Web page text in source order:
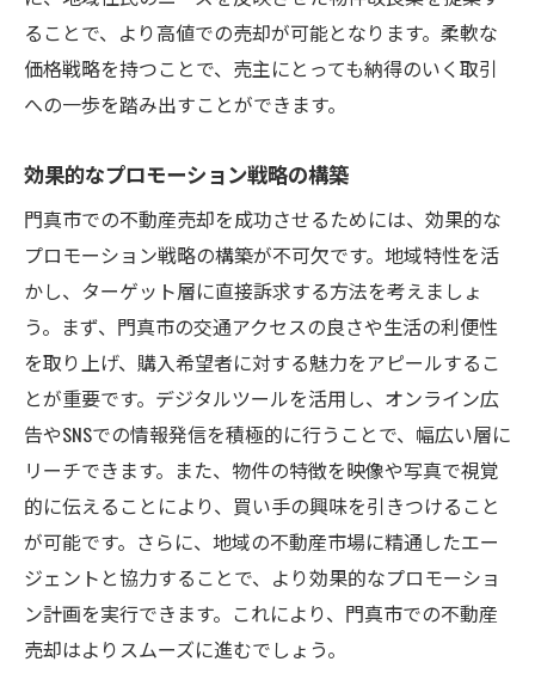
ることで、より高値での売却が可能となります。柔軟な
価格戦略を持つことで、売主にとっても納得のいく取引
への一歩を踏み出すことができます。
効果的なプロモーション戦略の構築
門真市での不動産売却を成功させるためには、効果的な
プロモーション戦略の構築が不可欠です。地域特性を活
かし、ターゲット層に直接訴求する方法を考えましょ
う。まず、門真市の交通アクセスの良さや生活の利便性
を取り上げ、購入希望者に対する魅力をアピールするこ
とが重要です。デジタルツールを活用し、オンライン広
告やSNSでの情報発信を積極的に行うことで、幅広い層に
リーチできます。また、物件の特徴を映像や写真で視覚
的に伝えることにより、買い手の興味を引きつけること
が可能です。さらに、地域の不動産市場に精通したエー
ジェントと協力することで、より効果的なプロモーショ
ン計画を実行できます。これにより、門真市での不動産
売却はよりスムーズに進むでしょう。